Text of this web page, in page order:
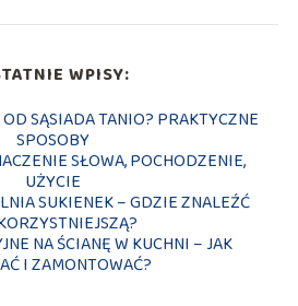
WPISY:
SĄSIADA TANIO? PRAKTYCZNE
SPOSOBY
SŁOWA, POCHODZENIE,
UŻYCIE
SUKIENEK – GDZIE ZNALEŹĆ
NA ŚCIANĘ W KUCHNI – JAK
I ZAMONTOWAĆ?